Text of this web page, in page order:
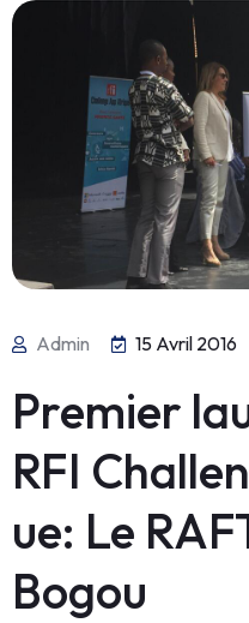
Admin 15 Avril 2016
Premier
RFI
ue: Le
Bogou